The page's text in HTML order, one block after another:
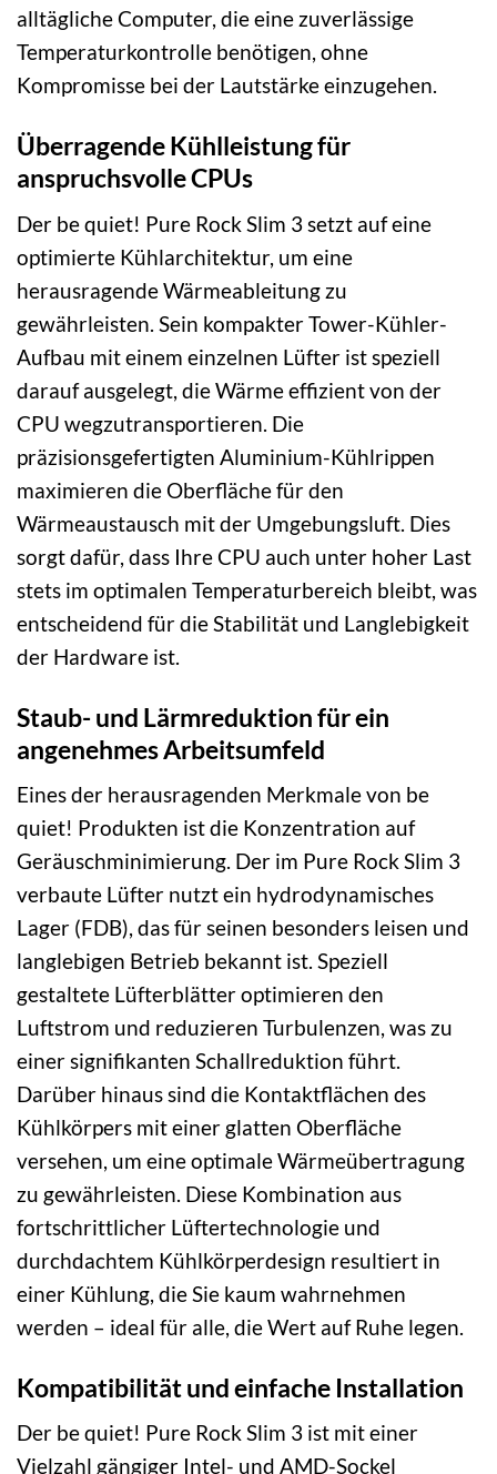
alltägliche Computer, die eine zuverlässige
Temperaturkontrolle benötigen, ohne
Kompromisse bei der Lautstärke einzugehen.
Überragende Kühlleistung für
anspruchsvolle CPUs
Der be quiet! Pure Rock Slim 3 setzt auf eine
optimierte Kühlarchitektur, um eine
herausragende Wärmeableitung zu
gewährleisten. Sein kompakter Tower-Kühler-
Aufbau mit einem einzelnen Lüfter ist speziell
darauf ausgelegt, die Wärme effizient von der
CPU wegzutransportieren. Die
präzisionsgefertigten Aluminium-Kühlrippen
maximieren die Oberfläche für den
Wärmeaustausch mit der Umgebungsluft. Dies
sorgt dafür, dass Ihre CPU auch unter hoher Last
stets im optimalen Temperaturbereich bleibt, was
entscheidend für die Stabilität und Langlebigkeit
der Hardware ist.
Staub- und Lärmreduktion für ein
angenehmes Arbeitsumfeld
Eines der herausragenden Merkmale von be
quiet! Produkten ist die Konzentration auf
Geräuschminimierung. Der im Pure Rock Slim 3
verbaute Lüfter nutzt ein hydrodynamisches
Lager (FDB), das für seinen besonders leisen und
langlebigen Betrieb bekannt ist. Speziell
gestaltete Lüfterblätter optimieren den
Luftstrom und reduzieren Turbulenzen, was zu
einer signifikanten Schallreduktion führt.
Darüber hinaus sind die Kontaktflächen des
Kühlkörpers mit einer glatten Oberfläche
versehen, um eine optimale Wärmeübertragung
zu gewährleisten. Diese Kombination aus
fortschrittlicher Lüftertechnologie und
durchdachtem Kühlkörperdesign resultiert in
einer Kühlung, die Sie kaum wahrnehmen
werden – ideal für alle, die Wert auf Ruhe legen.
Kompatibilität und einfache Installation
Der be quiet! Pure Rock Slim 3 ist mit einer
Vielzahl gängiger Intel- und AMD-Sockel